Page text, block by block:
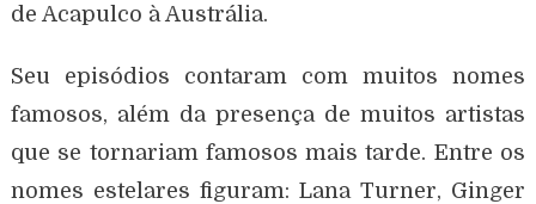
de Acapulco à Austrália.
Seu episódios contaram com muitos nomes
famosos, além da presença de muitos artistas
que se tornariam famosos mais tarde. Entre os
nomes estelares figuram: Lana Turner, Ginger